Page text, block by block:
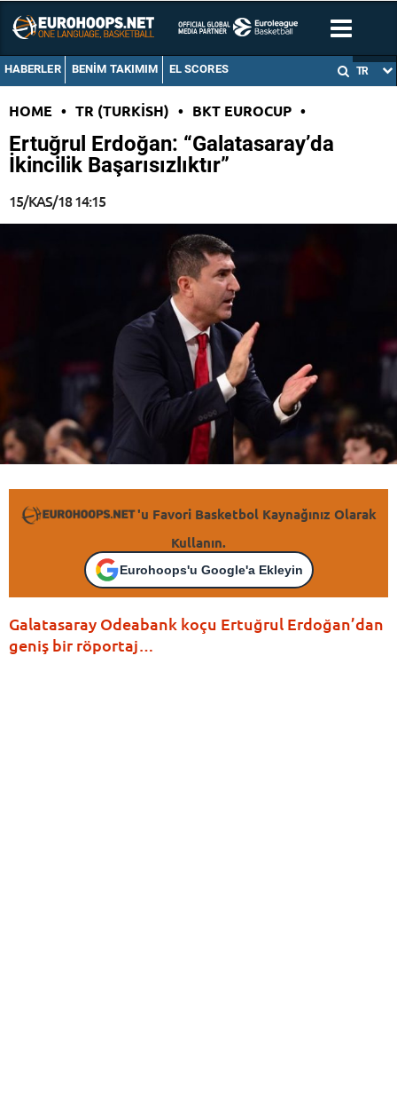
HABERLER BENIM TAKIMIM EL SCORES TR
HOME • TR (TURKISH) • BKT EUROCUP •
Ertuğrul Erdoğan: “Galatasaray’da
İkincilik Başarısızlıktır”
15/KAS/18 14:15
'u Favori Basketbol Kaynağınız Olarak
Kullanın.
Eurohoops'u Google'a Ekleyin
Galatasaray Odeabank koçu Ertuğrul Erdoğan’dan
geniş bir röportaj…